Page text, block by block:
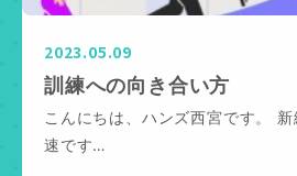
2023.05.09
訓練への向き合い方
こんにちは、ハンズ西宮です。
速です…